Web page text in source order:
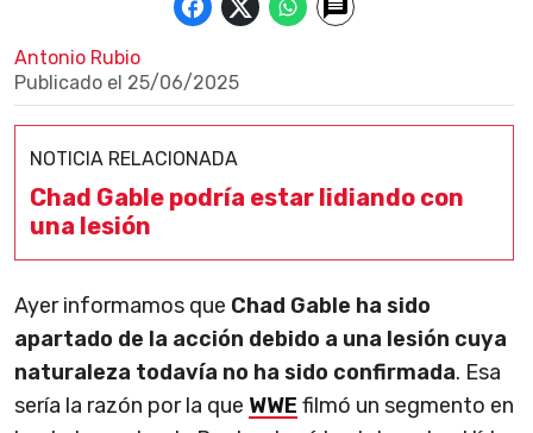
Antonio Rubio
Publicado el 25/06/2025
NOTICIA RELACIONADA
Chad Gable podría estar lidiando con
una lesión
Ayer informamos que Chad Gable ha sido
apartado de la acción debido a una lesión cuya
naturaleza todavía no ha sido confirmada. Esa
sería la razón por la que WWE filmó un segmento en